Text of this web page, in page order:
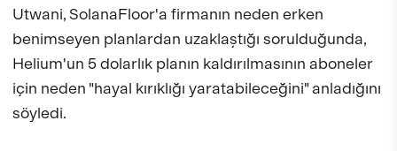
Utwani, SolanaFloor'a firmanın neden erken
benimseyen planlardan uzaklaştığı sorulduğunda,
Helium'un 5 dolarlık planın kaldırılmasının aboneler
için neden "hayal kırıklığı yaratabileceğini" anladığını
söyledi.